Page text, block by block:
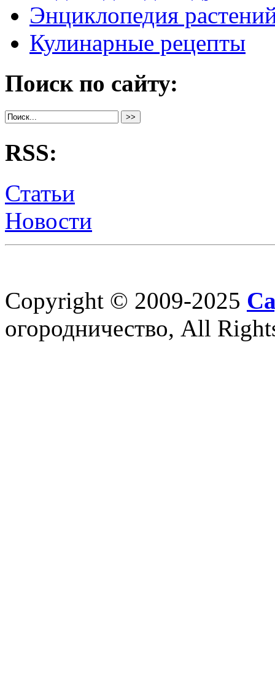
Энциклопедия
Кулинарные рецепты
Поиск по сайту:
RSS:
Статьи
Новости
Copyright © 2009-2025
огородничество, All